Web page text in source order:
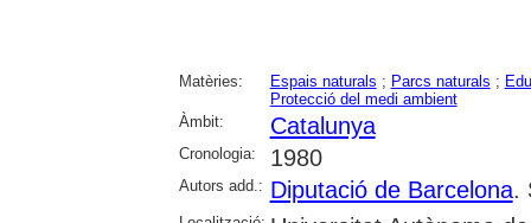
Matèries: Espais naturals ; Parcs naturals ;
Protecció del medi ambient
Àmbit:
Catalunya
Cronologia: 1980
Autors add.: Diputació de Barcelona.